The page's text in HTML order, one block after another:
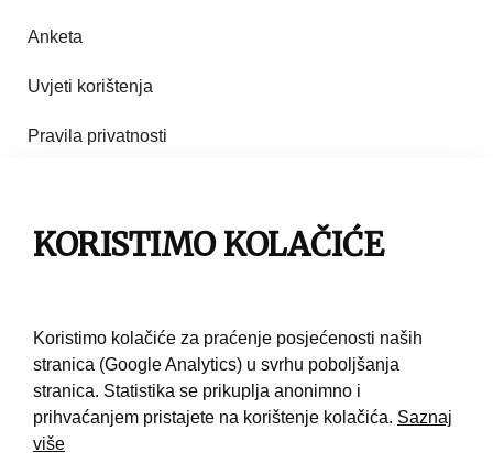
Anketa
Uvjeti korištenja
Pravila privatnosti
Pravila korištenja
KORISTIMO KOLAČIĆE
Koristimo kolačiće za praćenje posjećenosti naših
stranica (Google Analytics) u svrhu poboljšanja
stranica. Statistika se prikuplja anonimno i
prihvaćanjem pristajete na korištenje kolačića. Saznaj
više